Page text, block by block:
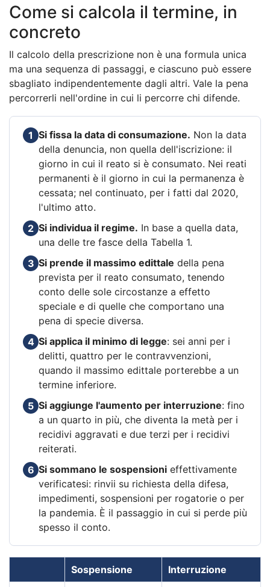
Come si calcola il termine, in
concreto
Il calcolo della prescrizione non è una formula unica
ma una sequenza di passaggi, e ciascuno può essere
sbagliato indipendentemente dagli altri. Vale la pena
percorrerli nell'ordine in cui li percorre chi difende.
1 Si fissa la data di consumazione. Non la data
della denuncia, non quella dell'iscrizione: il
giorno in cui il reato si è consumato. Nei reati
permanenti è il giorno in cui la permanenza è
cessata; nel continuato, per i fatti dal 2020,
l'ultimo atto.
2 Si individua il regime. In base a quella data,
una delle tre fasce della Tabella 1.
3 Si prende il massimo edittale della pena
prevista per il reato consumato, tenendo
conto delle sole circostanze a effetto
speciale e di quelle che comportano una
pena di specie diversa.
4 Si applica il minimo di legge: sei anni per i
delitti, quattro per le contravvenzioni,
quando il massimo edittale porterebbe a un
termine inferiore.
5 Si aggiunge l'aumento per interruzione: fino
a un quarto in più, che diventa la metà per i
recidivi aggravati e due terzi per i recidivi
reiterati.
6 Si sommano le sospensioni effettivamente
verificatesi: rinvii su richiesta della difesa,
impedimenti, sospensioni per rogatorie o per
la pandemia. È il passaggio in cui si perde più
spesso il conto.
Sospensione Interruzione